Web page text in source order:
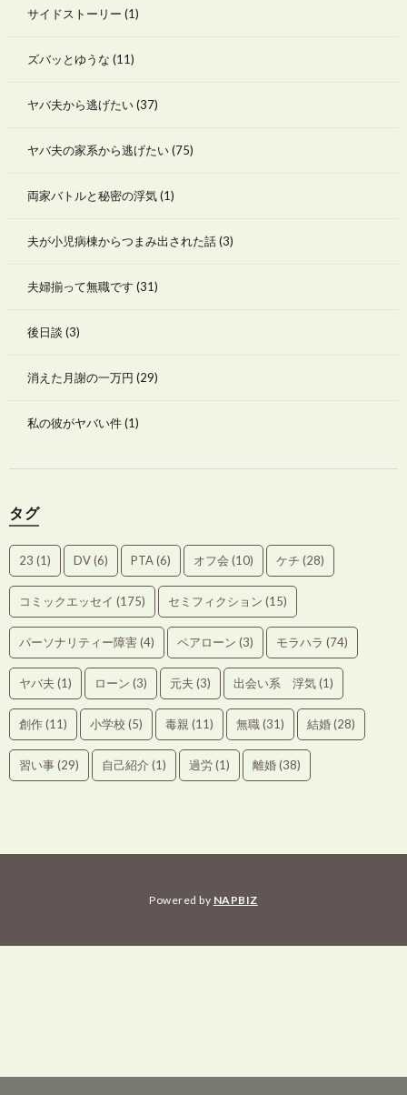
サイドストーリー (1)
ズバッとゆうな (11)
ヤバ夫から逃げたい(37)
ヤバ夫の家系から逃げたい(75)
両家バトルと秘密の浮気(1)
夫が小児病棟からつまみ出された話(3)
夫婦揃って無職です (31)
後日談 (3)
消えた月謝の一万円 (29)
私の彼がヤバい件(1)
タグ
23 (1) DV(6) PTA(6) オフ会 (10) ケチ (28)
コミックエッセイ (175) セミフィクション (15)
パーソナリティー障害(4) ペアローン (3) モラハラ (74)
ヤバ夫 (1) ローン (3) 元夫 (3) 出会い系 浮気(1)
創作(11) 小学校 (5) 毒親(11) 無職(31) 結婚(28)
習い事(29) 自己紹介 (1) 過労(1) 離婚(38)
Powered by NAPBIZ